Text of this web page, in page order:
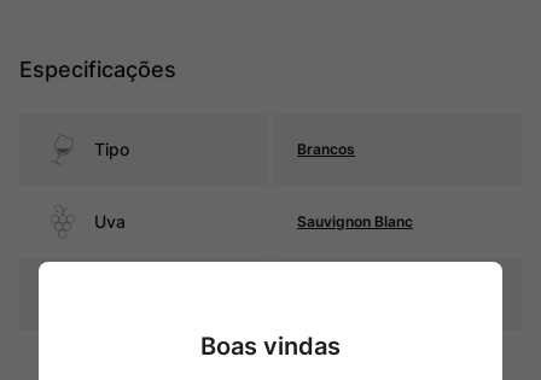
Especificações
Tipo Brancos
Uva Sauvignon Blanc
Boas vindas